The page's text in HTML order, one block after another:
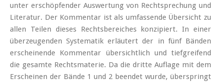
unter erschöpfender Auswertung von Rechtsprechung und
Literatur. Der Kommentar ist als umfassende Übersicht zu
allen Teilen dieses Rechtsbereiches konzipiert. In einer
überzeugenden Systematik erläutert der in fünf Bänden
erscheinende Kommentar übersichtlich und tiefgreifend
die gesamte Rechtsmaterie. Da die dritte Auflage mit dem
Erscheinen der Bände 1 und 2 beendet wurde, überspringt